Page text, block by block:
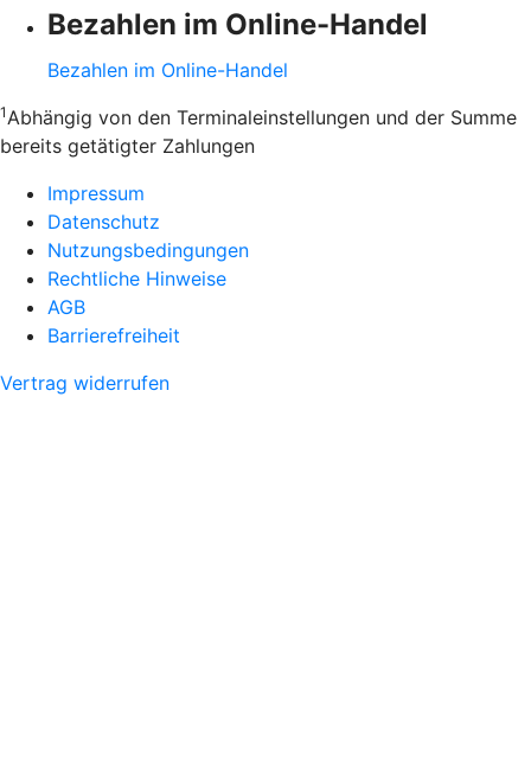
Bezahlen im Online-Handel
Bezahlen im Online-Handel
1 Abhängig von den Terminaleinstellungen und der Summe
bereits getätigter Zahlungen
Impressum
Datenschutz
Nutzungsbedingungen
Rechtliche Hinweise
AGB
Barrierefreiheit
Vertrag widerrufen